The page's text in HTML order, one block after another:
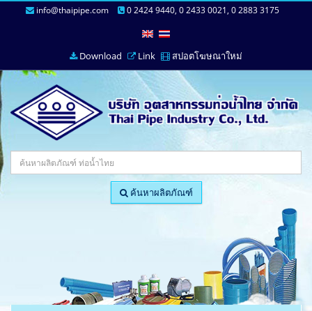
info@thaipipe.com 0 2424 9440, 0 2433 0021, 0 2883 3175
Download Link สปอตโฆษณาใหม่
ค้นหาผลิตภัณฑ์